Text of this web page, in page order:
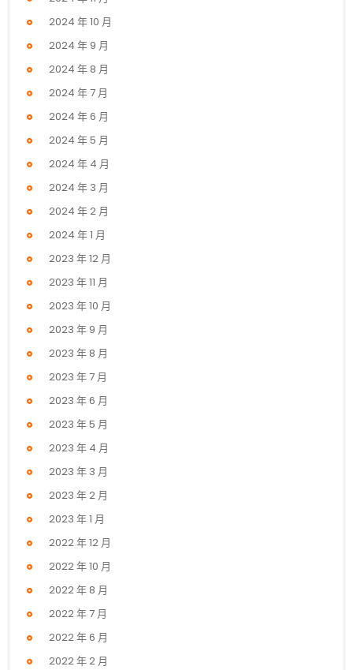
2024 年 10 月
2024 年 9 月
2024 年 8 月
2024 年 7 月
2024 年 6 月
2024 年 5 月
2024 年 4 月
2024 年 3 月
2024 年 2 月
2024 年 1 月
2023 年 12 月
2023 年 11 月
2023 年 10 月
2023 年 9 月
2023 年 8 月
2023 年 7 月
2023 年 6 月
2023 年 5 月
2023 年 4 月
2023 年 3 月
2023 年 2 月
2023 年 1 月
2022 年 12 月
2022 年 10 月
2022 年 8 月
2022 年 7 月
2022 年 6 月
2022 年 2 月